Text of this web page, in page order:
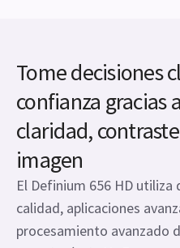
Tome decisiones
confianza gracias
claridad,
imagen
El Definium 656 HD
calidad, aplicaciones
procesamiento avanzado